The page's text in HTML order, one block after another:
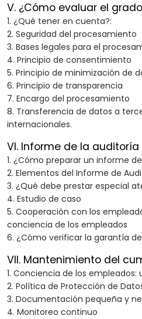
V. ¿Cómo evaluar el
1. ¿Qué tener en cuenta?:
2. Seguridad del procesamiento
3. Bases legales para el
4. Principio de consentimiento
5. Principio de minimización de
6. Principio de transparencia
7. Encargo del procesamiento
8. Transferencia de datos a
internacionales.
VI. Informe de la auditoría
1. ¿Cómo preparar un informe
2. Elementos del Informe de
3. ¿Qué debe prestar especial
4. Estudio de caso
5. Cooperación con los
conciencia de los empleados
6. ¿Cómo verificar la garantía
VII. Mantenimiento del
1. Conciencia de los
2. Política de Protección de
3. Documentación pequeña y
4. Monitoreo continuo